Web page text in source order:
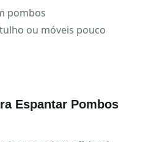
pombos
ou móveis pouco
Espantar Pombos